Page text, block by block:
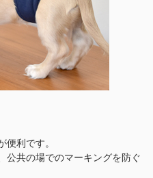
便利です。
公共の場でのマーキングを防ぐ